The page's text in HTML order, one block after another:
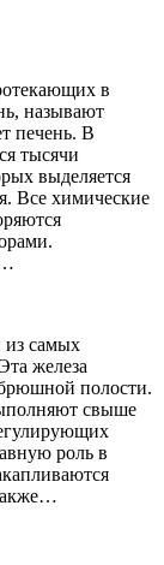
в
называют
печень. В
тысячи
выделяется
Все химические
из самых
железа
полости.
свыше
роль в